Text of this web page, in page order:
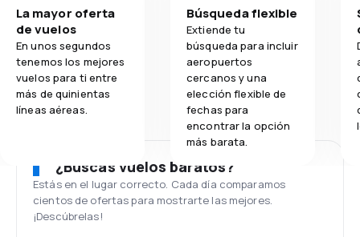
La mayor oferta
de vuelos
En unos segundos
tenemos los mejores
vuelos para ti entre
más de quinientas
líneas aéreas.
Búsqueda flexible
Extiende tu
búsqueda para incluir
aeropuertos
cercanos y una
elección flexible de
fechas para
encontrar la opción
más barata.
¿Buscas vuelos baratos?
Estás en el lugar correcto. Cada día comparamos
cientos de ofertas para mostrarte las mejores.
¡Descúbrelas!